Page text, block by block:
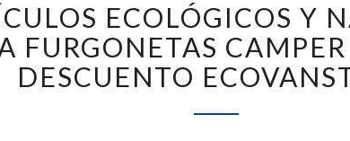
ECOLÓGICOS
Y
NATURALES
PARA
ECOLÓGICOS Y
FURGONETAS
DESCUENTO